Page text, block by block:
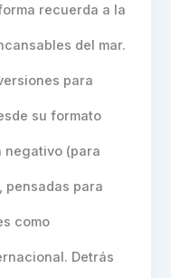
recuerda a la
del mar.
para
su formato
negativo (para
pensadas para
como
Detrás